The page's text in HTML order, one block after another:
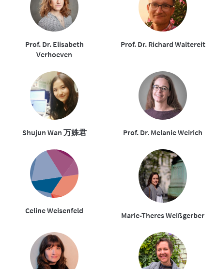
Prof. Dr. Elisabeth
Verhoeven
Prof. Dr. Richard Waltereit
Shujun Wan 万姝君 Prof. Dr. Melanie Weirich
Celine Weisenfeld
Marie-Theres Weißgerber